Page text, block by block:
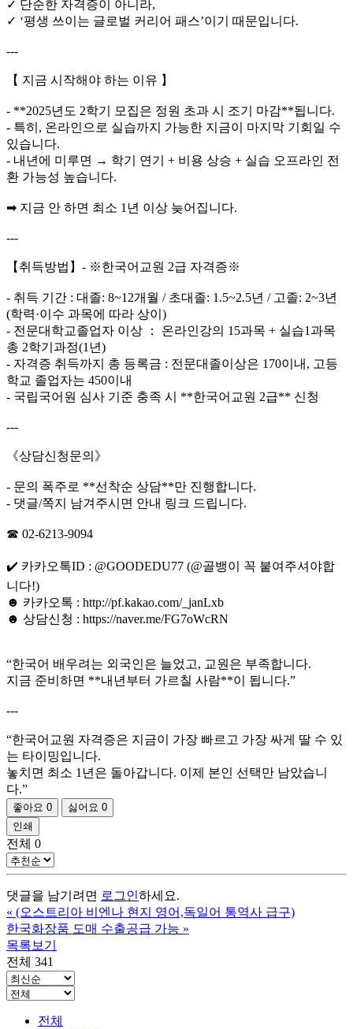
✓ 단순한 자격증이 아니라,
✓ ‘평생 쓰이는 글로벌 커리어 패스’이기 때문입니다.
---
【 지금 시작해야 하는 이유 】
- **2025년도 2학기 모집은 정원 초과 시 조기 마감**됩니다.
- 특히, 온라인으로 실습까지 가능한 지금이 마지막 기회일 수
있습니다.
- 내년에 미루면 → 학기 연기 + 비용 상승 + 실습 오프라인 전
환 가능성 높습니다.
➡ 지금 안 하면 최소 1년 이상 늦어집니다.
---
【취득방법】- ※한국어교원 2급 자격증※
- 취득 기간 : 대졸: 8~12개월 / 초대졸: 1.5~2.5년 / 고졸: 2~3년
(학력·이수 과목에 따라 상이)
- 전문대학교졸업자 이상 ： 온라인강의 15과목 + 실습1과목
총 2학기과정(1년)
- 자격증 취득까지 총 등록금 : 전문대졸이상은 170이내, 고등
학교 졸업자는 450이내
- 국립국어원 심사 기준 충족 시 **한국어교원 2급** 신청
---
《상담신청문의》
- 문의 폭주로 **선착순 상담**만 진행합니다.
- 댓글/쪽지 남겨주시면 안내 링크 드립니다.
☎ 02-6213-9094
✔️ 카카오톡ID : @GOODEDU77 (@골뱅이 꼭 붙여주셔야합
니다!)
☻ 카카오톡 : http://pf.kakao.com/_janLxb
☻ 상담신청 : https://naver.me/FG7oWcRN
“한국어 배우려는 외국인은 늘었고, 교원은 부족합니다.
지금 준비하면 **내년부터 가르칠 사람**이 됩니다.”
---
“한국어교원 자격증은 지금이 가장 빠르고 가장 싸게 딸 수 있
는 타이밍입니다.
놓치면 최소 1년은 돌아갑니다. 이제 본인 선택만 남았습니
다.”
좋아요 0 싫어요 0
인쇄
전체 0
댓글을 남기려면 로그인하세요.
« (오스트리아 비엔나 현지 영어,독일어 통역사 급구)
한국화장품 도매 수출공급 가능 »
목록보기
전체 341
전체